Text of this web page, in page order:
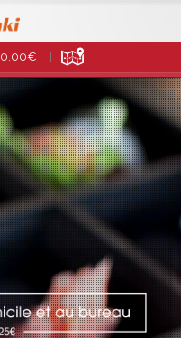
0,00€